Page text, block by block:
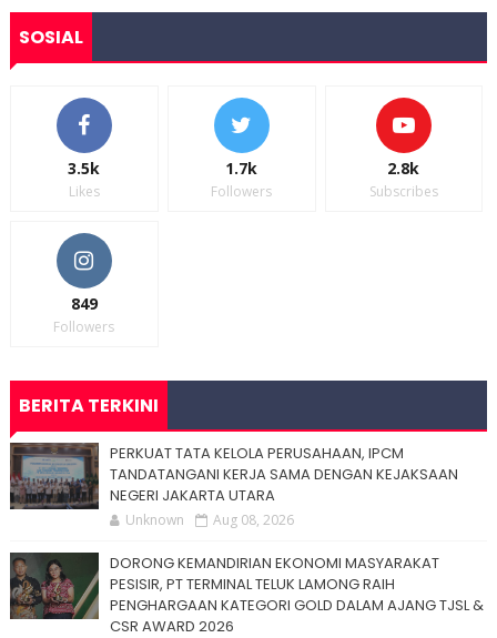
SOSIAL
3.5k
Likes
1.7k
Followers
2.8k
Subscribes
849
Followers
BERITA TERKINI
PERKUAT TATA KELOLA PERUSAHAAN, IPCM
TANDATANGANI KERJA SAMA DENGAN KEJAKSAAN
NEGERI JAKARTA UTARA
Unknown Aug 08, 2026
DORONG KEMANDIRIAN EKONOMI MASYARAKAT
PESISIR, PT TERMINAL TELUK LAMONG RAIH
PENGHARGAAN KATEGORI GOLD DALAM AJANG TJSL &
CSR AWARD 2026